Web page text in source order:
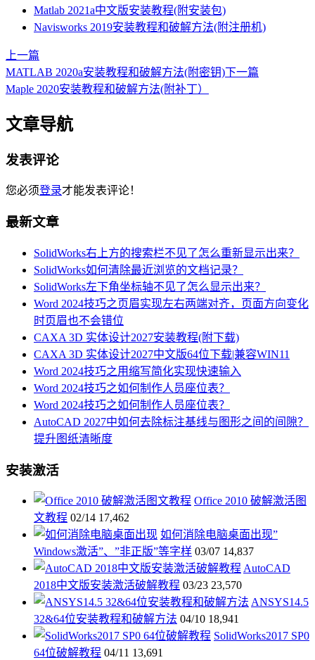
Matlab 2021a中文版安装教程(附安装包)
Navisworks 2019安装教程和破解方法(附注册机)
上一篇
MATLAB 2020a安装教程和破解方法(附密钥)下一篇
Maple 2020安装教程和破解方法(附补丁）
文章导航
发表评论
您必须登录才能发表评论！
最新文章
SolidWorks右上方的搜索栏不见了怎么重新显示出来？
SolidWorks如何清除最近浏览的文档记录？
SolidWorks左下角坐标轴不见了怎么显示出来？
Word 2024技巧之页眉实现左右两端对齐，页面方向变化
时页眉也不会错位
CAXA 3D 实体设计2027安装教程(附下载)
CAXA 3D 实体设计2027中文版64位下载|兼容WIN11
Word 2024技巧之用缩写简化实现快速输入
Word 2024技巧之如何制作人员座位表？
Word 2024技巧之如何制作人员座位表？
AutoCAD 2027中如何去除标注基线与图形之间的间隙？
提升图纸清晰度
安装激活
Office 2010 破解激活图
文教程 02/14 17,462
如何消除电脑桌面出现”
Windows激活”、”非正版”等字样 03/07 14,837
AutoCAD
2018中文版安装激活破解教程 03/23 23,570
ANSYS14.5
32&64位安装教程和破解方法 04/10 18,941
SolidWorks2017 SP0
64位破解教程 04/11 13,691